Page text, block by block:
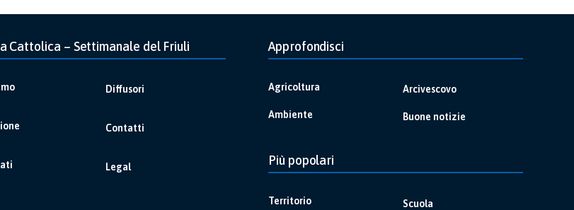
Cattolica – Settimanale del Friuli
Diffusori
Contatti
Legal
Approfondisci
Agricoltura
Ambiente
Arcivescovo
Buone notizie
Più popolari
Territorio Scuola